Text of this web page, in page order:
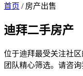
首页 / 房产出售
迪拜二手房产
位于迪拜最受关注社
团队精心筛选。请咨询